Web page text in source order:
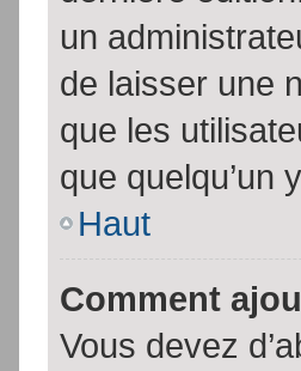
un
de laisser une
que les
que quelqu’un
Haut
Comment
Vous devez